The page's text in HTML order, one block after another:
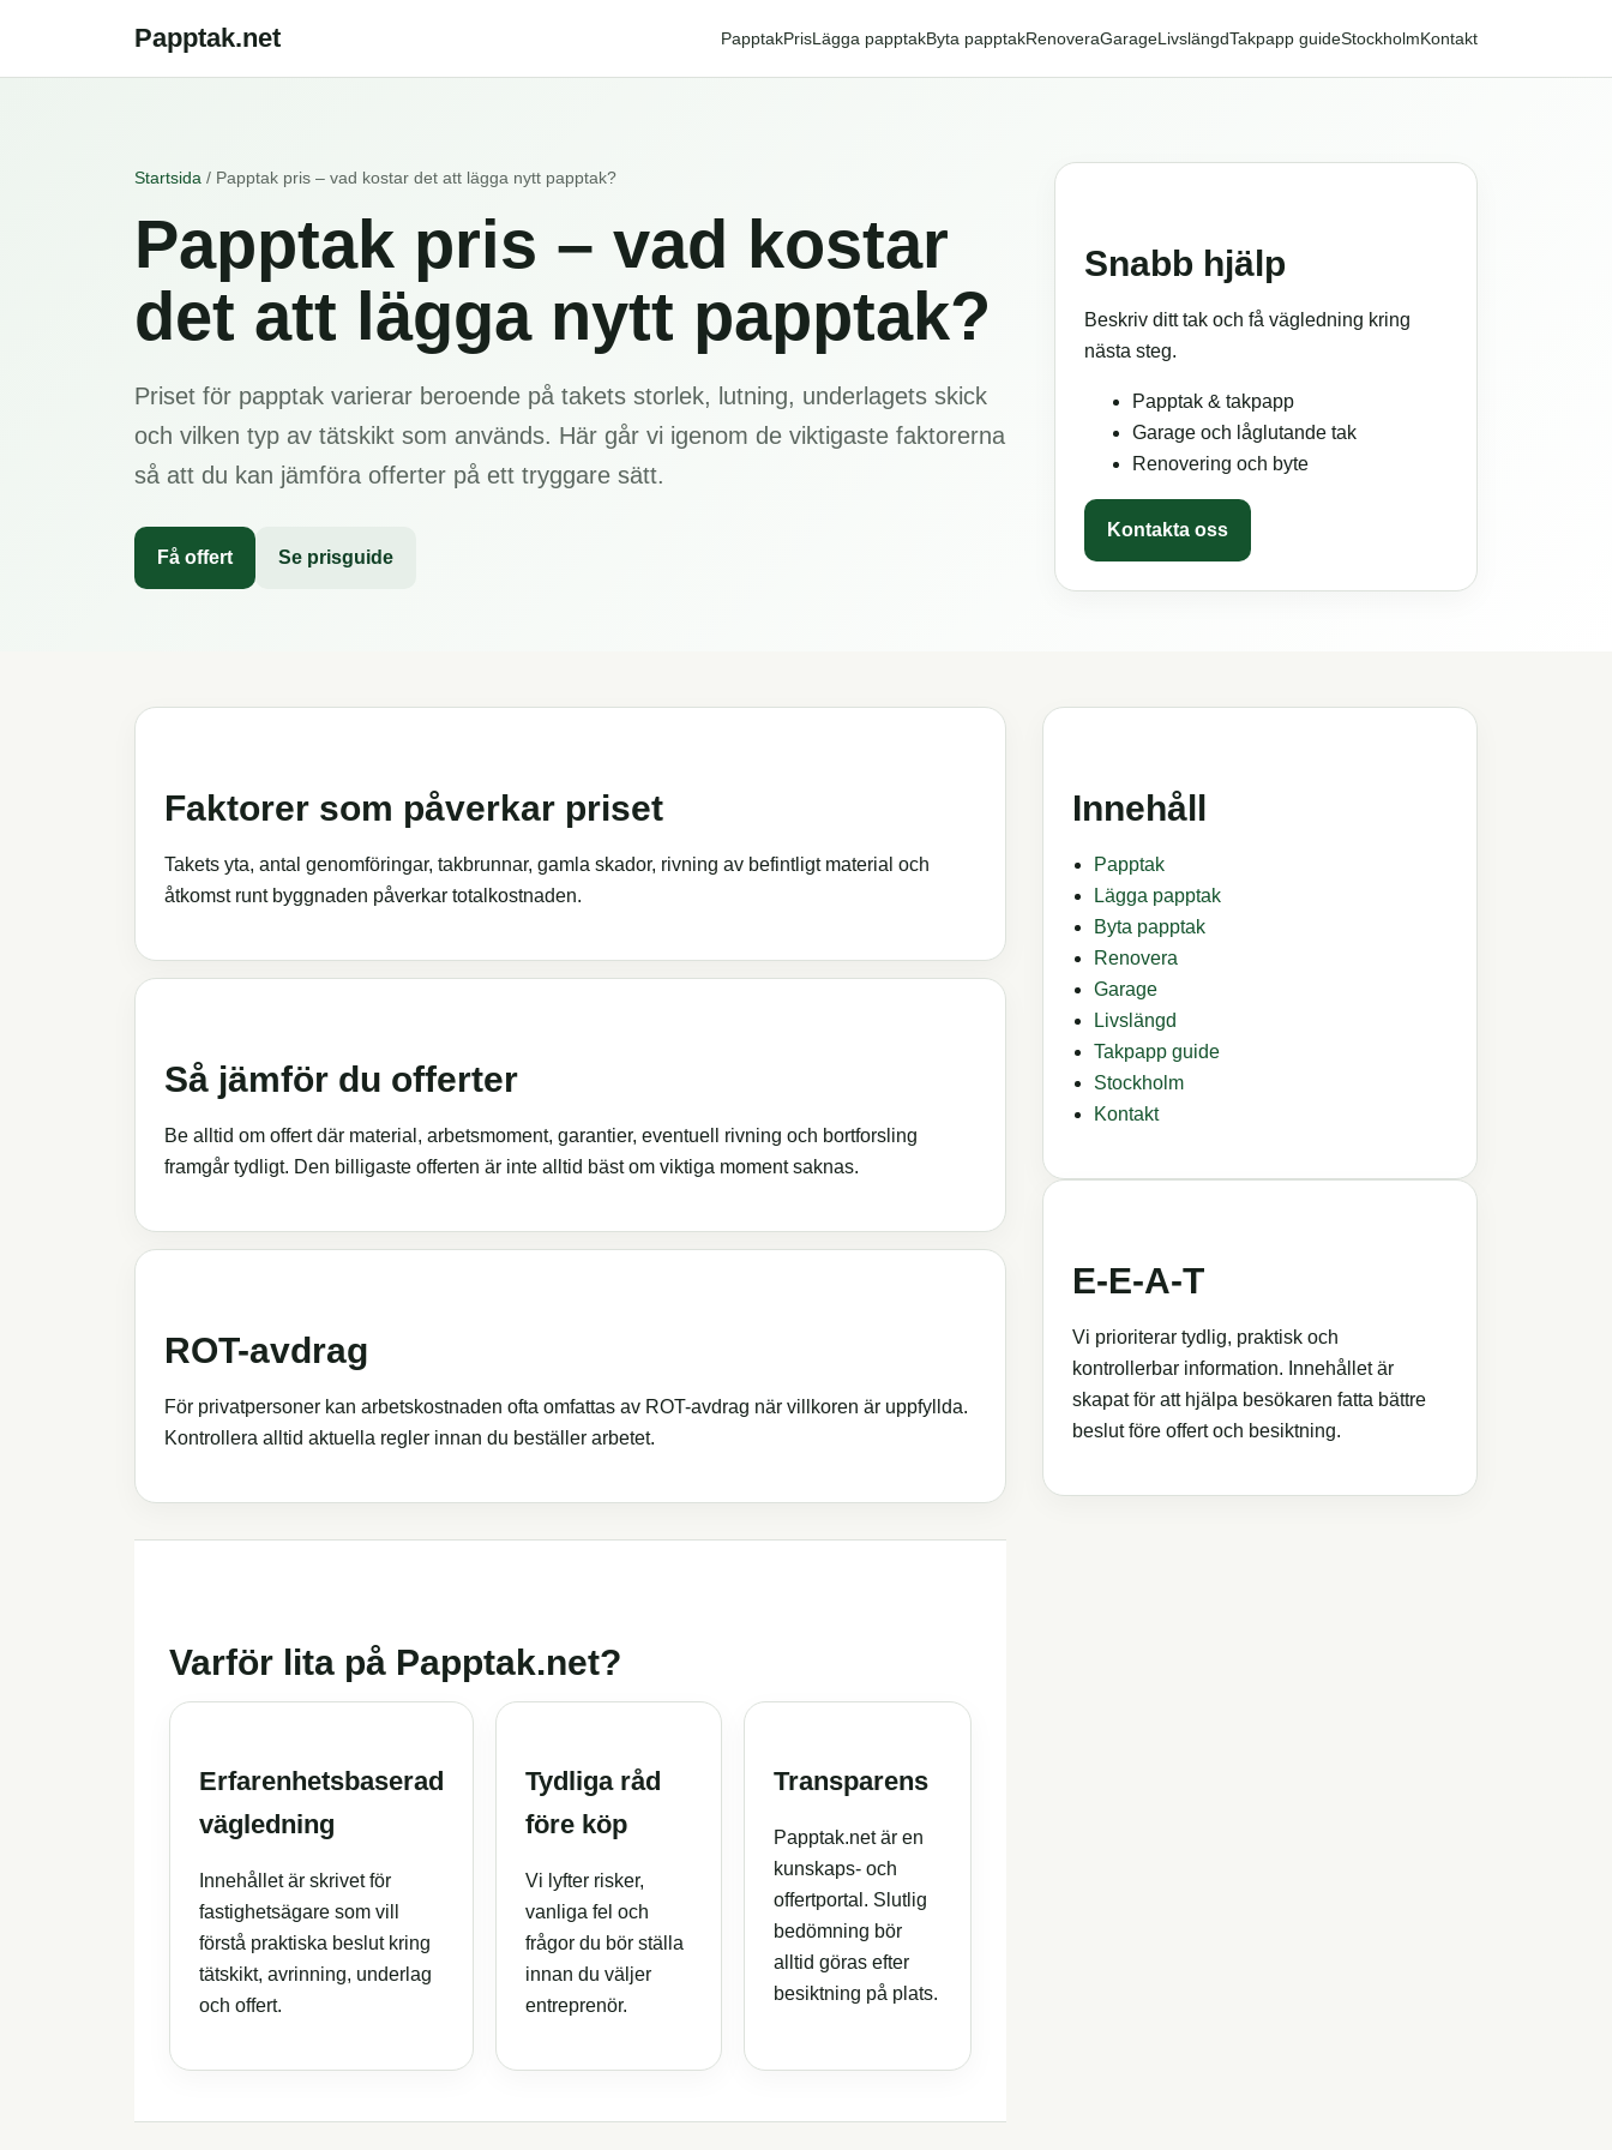
Papptak.net PapptakPrisLägga papptakByta papptakRenoveraGarageLivslängdTakpapp guideStockholmKontakt
Startsida / Papptak pris – vad kostar det att lägga nytt papptak?
Papptak pris – vad kostar
det att lägga nytt papptak?
Priset för papptak varierar beroende på takets storlek, lutning, underlagets skick
och vilken typ av tätskikt som används. Här går vi igenom de viktigaste faktorerna
så att du kan jämföra offerter på ett tryggare sätt.
Få offert Se prisguide
Snabb hjälp
Beskriv ditt tak och få vägledning kring
nästa steg.
Papptak & takpapp
Garage och låglutande tak
Renovering och byte
Kontakta oss
Faktorer som påverkar priset
Takets yta, antal genomföringar, takbrunnar, gamla skador, rivning av befintligt material och
åtkomst runt byggnaden påverkar totalkostnaden.
Så jämför du offerter
Be alltid om offert där material, arbetsmoment, garantier, eventuell rivning och bortforsling
framgår tydligt. Den billigaste offerten är inte alltid bäst om viktiga moment saknas.
ROT-avdrag
För privatpersoner kan arbetskostnaden ofta omfattas av ROT-avdrag när villkoren är uppfyllda.
Kontrollera alltid aktuella regler innan du beställer arbetet.
Varför lita på Papptak.net?
Erfarenhetsbaserad
vägledning
Innehållet är skrivet för
fastighetsägare som vill
förstå praktiska beslut kring
tätskikt, avrinning, underlag
och offert.
Tydliga råd
före köp
Vi lyfter risker,
vanliga fel och
frågor du bör ställa
innan du väljer
entreprenör.
Transparens
Papptak.net är en
kunskaps- och
offertportal. Slutlig
bedömning bör
alltid göras efter
besiktning på plats.
Innehåll
Papptak
Lägga papptak
Byta papptak
Renovera
Garage
Livslängd
Takpapp guide
Stockholm
Kontakt
E‑E‑A‑T
Vi prioriterar tydlig, praktisk och
kontrollerbar information. Innehållet är
skapat för att hjälpa besökaren fatta bättre
beslut före offert och besiktning.